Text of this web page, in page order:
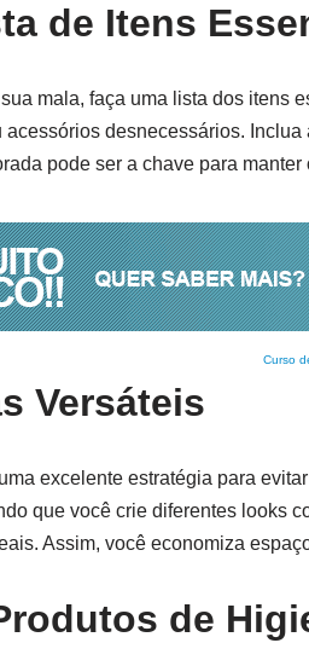
de Itens
mala, faça uma lista dos itens
desnecessários.
pode ser a chave para
Curso
Versáteis
excelente estratégia para
que você crie diferentes looks
Assim, você economiza
de